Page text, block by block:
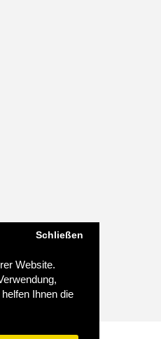
Website.
Ihnen die
Schließen